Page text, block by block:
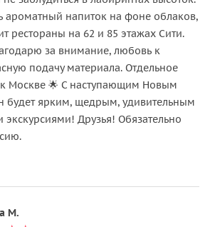
ароматный напиток на фоне облаков,
рестораны на 62 и 85 этажах Сити.
за внимание, любовь к
подачу материала. Отдельное
Москве 🌟 С наступающим Новым
будет ярким, щедрым, удивительным
Друзья! Обязательно
М.